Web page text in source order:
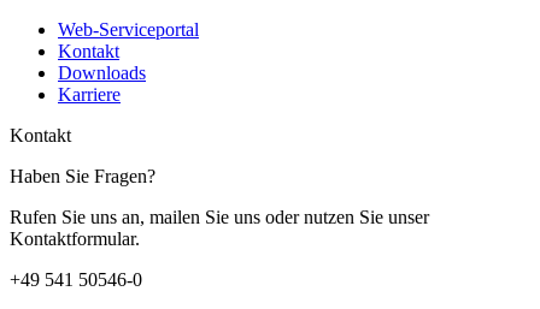
Web-Serviceportal
Kontakt
Downloads
Karriere
Kontakt
Haben Sie Fragen?
Rufen Sie uns an, mailen Sie uns oder nutzen Sie unser
Kontaktformular.
+49 541 50546-0